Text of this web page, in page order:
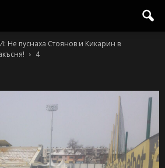
пуснаха Стоянов и Кикарин в
4